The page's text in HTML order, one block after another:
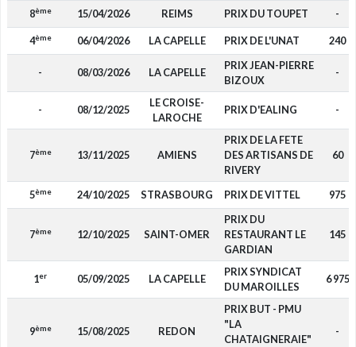
8ème 15/04/2026 REIMS PRIX DU TOUPET -
4ème 06/04/2026 LA CAPELLE PRIX DE L'UNAT 240
- 08/03/2026 LA CAPELLE
PRIX JEAN-PIERRE
BIZOUX
-
- 08/12/2025
LE CROISE-
LAROCHE
PRIX D'EALING -
7ème 13/11/2025 AMIENS
PRIX DE LA FETE
DES ARTISANS DE
RIVERY
60
5ème 24/10/2025 STRASBOURG PRIX DE VITTEL 975
7ème 12/10/2025 SAINT-OMER
PRIX DU
RESTAURANT LE
GARDIAN
145
1er 05/09/2025 LA CAPELLE
PRIX SYNDICAT
DU MAROILLES
6 975
9ème 15/08/2025 REDON
PRIX BUT - PMU
"LA
CHATAIGNERAIE"
-